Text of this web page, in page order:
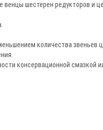
венцы шестерен редукторов и
количества звеньев
консервационной смазкой